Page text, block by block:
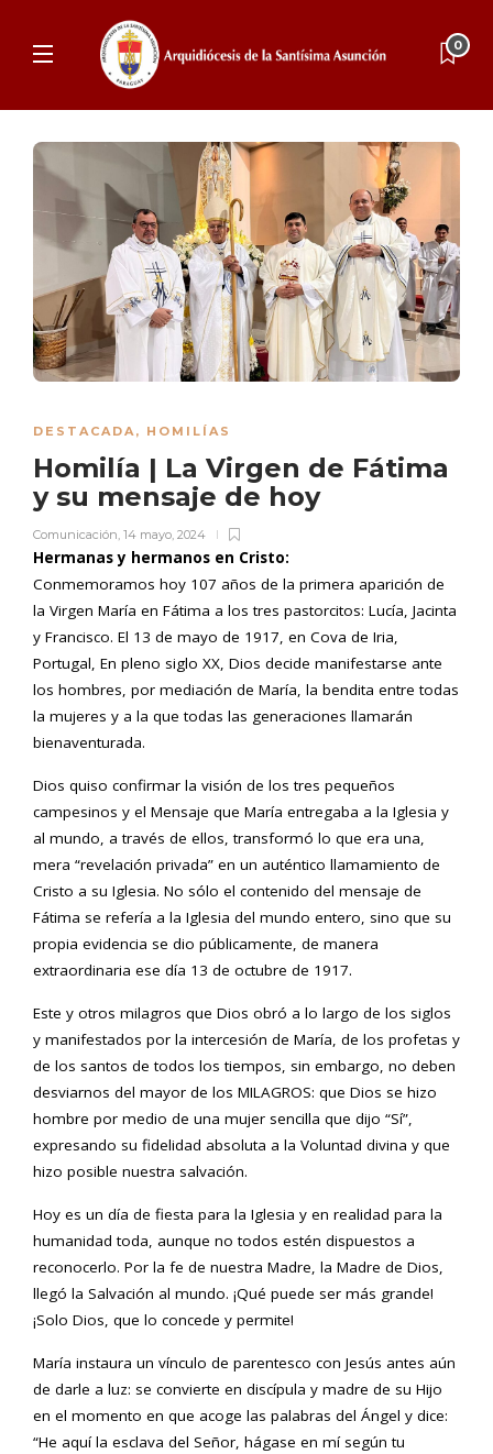
0
DESTACADA, HOMILÍAS
Homilía | La Virgen de Fátima
y su mensaje de hoy
Comunicación, 14 mayo, 2024
Hermanas y hermanos en Cristo:
Conmemoramos hoy 107 años de la primera aparición de
la Virgen María en Fátima a los tres pastorcitos: Lucía, Jacinta
y Francisco. El 13 de mayo de 1917, en Cova de Iria,
Portugal, En pleno siglo XX, Dios decide manifestarse ante
los hombres, por mediación de María, la bendita entre todas
la mujeres y a la que todas las generaciones llamarán
bienaventurada.
Dios quiso confirmar la visión de los tres pequeños
campesinos y el Mensaje que María entregaba a la Iglesia y
al mundo, a través de ellos, transformó lo que era una,
mera “revelación privada” en un auténtico llamamiento de
Cristo a su Iglesia. No sólo el contenido del mensaje de
Fátima se refería a la Iglesia del mundo entero, sino que su
propia evidencia se dio públicamente, de manera
extraordinaria ese día 13 de octubre de 1917.
Este y otros milagros que Dios obró a lo largo de los siglos
y manifestados por la intercesión de María, de los profetas y
de los santos de todos los tiempos, sin embargo, no deben
desviarnos del mayor de los MILAGROS: que Dios se hizo
hombre por medio de una mujer sencilla que dijo “Sí”,
expresando su fidelidad absoluta a la Voluntad divina y que
hizo posible nuestra salvación.
Hoy es un día de fiesta para la Iglesia y en realidad para la
humanidad toda, aunque no todos estén dispuestos a
reconocerlo. Por la fe de nuestra Madre, la Madre de Dios,
llegó la Salvación al mundo. ¡Qué puede ser más grande!
¡Solo Dios, que lo concede y permite!
María instaura un vínculo de parentesco con Jesús antes aún
de darle a luz: se convierte en discípula y madre de su Hijo
en el momento en que acoge las palabras del Ángel y dice:
“He aquí la esclava del Señor, hágase en mí según tu